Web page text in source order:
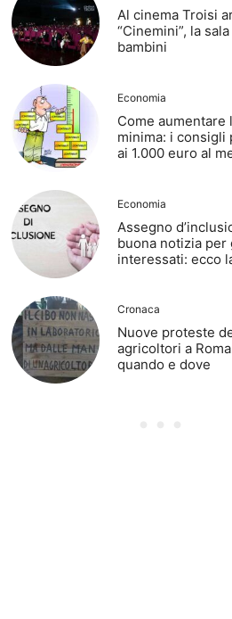
Al cinema Troisi
“Cinemini”, la
bambini
Economia
Come aumentare
minima: i consigli
ai 1.000 euro al
Economia
Assegno
buona notizia per
interessati: ecco
Cronaca
Nuove proteste
agricoltori a
quando e dove